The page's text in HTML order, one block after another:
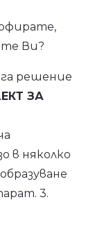
Ви?
решение
ЗА
в няколко
3.